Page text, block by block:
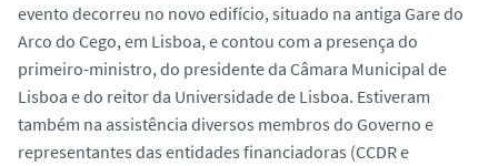
evento decorreu no novo edifício, situado na antiga Gare do
Arco do Cego, em Lisboa, e contou com a presença do
primeiro-ministro, do presidente da Câmara Municipal de
Lisboa e do reitor da Universidade de Lisboa. Estiveram
também na assistência diversos membros do Governo e
representantes das entidades financiadoras (CCDR e